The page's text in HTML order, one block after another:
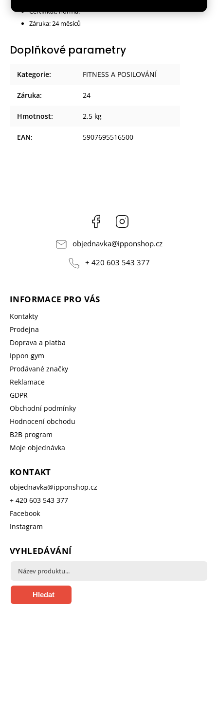
Certifikát, norma:
Záruka: 24 měsíců
Doplňkové parametry
Kategorie: FITNESS A POSILOVÁNÍ
Záruka: 24
Hmotnost: 2.5 kg
EAN: 5907695516500
Facebook
objednavka@ipponshop.cz
+ 420 603 543 377
INFORMACE PRO VÁS
Kontakty
Prodejna
Doprava a platba
Ippon gym
Prodávané značky
Reklamace
GDPR
Obchodní podmínky
Hodnocení obchodu
B2B program
Moje objednávka
KONTAKT
objednavka@ipponshop.cz
+ 420 603 543 377
Facebook
Instagram
VYHLEDÁVÁNÍ
Hledat